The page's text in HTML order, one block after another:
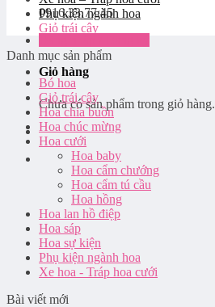
0916.33.77.45
Giỏ hàng
Chưa có sản phẩm trong giỏ hàng.
Phụ kiện ngành hoa
Giỏ trái cây
Danh mục sản phẩm
Bó hoa
Giỏ trái cây
Hoa chia buồn
Hoa chúc mừng
Hoa cưới
Hoa baby
Hoa cẩm chướng
Hoa cẩm tú cầu
Hoa hồng
Hoa lan hồ điệp
Hoa sáp
Hoa sự kiện
Phụ kiện ngành hoa
Xe hoa - Tráp hoa cưới
Bài viết mới